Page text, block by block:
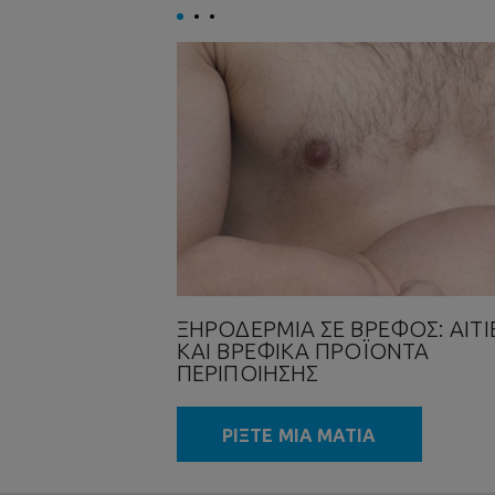
ΞΗΡΟΔΕΡΜΊΑ ΣΕ ΒΡΈΦΟΣ:
ΚΑΙ ΒΡΕΦΙΚΆ ΠΡΟΪΌΝΤΑ
ΠΕΡΙΠΟΊΗΣΗΣ
ΡΙΞΤΕ ΜΙΑ ΜΑΤΙΑ